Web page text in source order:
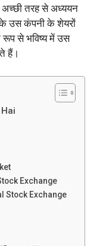
तरह से अध्ययन
उस कंपनी के शेयरों
से भविष्य में उस
हैं।
Hai
Exchange
Stock Exchange